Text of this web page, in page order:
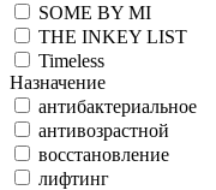
SOME BY MI
THE INKEY LIST
Timeless
Назначение
антибактериальное
антивозрастной
восстановление
лифтинг